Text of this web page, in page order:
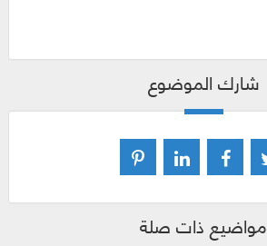
شارك الموضوع
مواضيع ذات صلة